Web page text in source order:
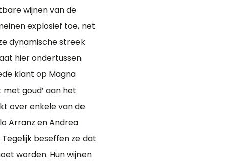
wijnen van de
explosief toe, net
dynamische streek
hier ondertussen
klant op Magna
goud’ aan het
over enkele van de
Arranz en Andrea
beseffen ze dat
worden. Hun wijnen